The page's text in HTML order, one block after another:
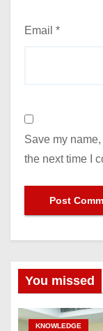
Email *
Save my
the next time I
You missed
KNOWLEDGE